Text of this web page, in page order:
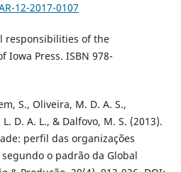
12-2017-0107
responsibilities of the
Iowa Press. ISBN 978-
S., Oliveira, M. D. A. S.,
D. A. L., & Dalfovo, M. S. (2013).
perfil das organizações
o padrão da Global